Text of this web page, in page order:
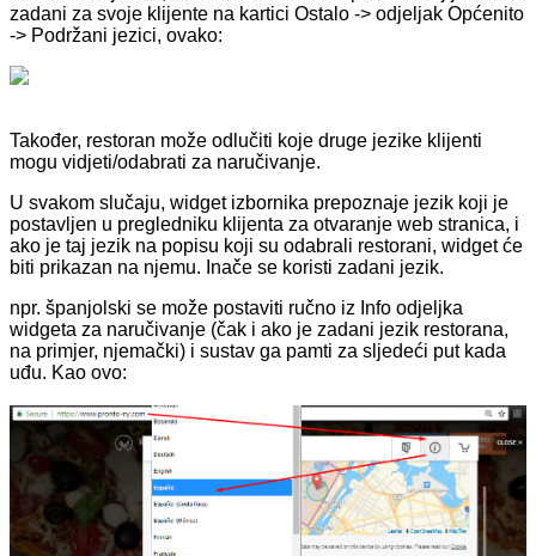
zadani za svoje klijente na kartici Ostalo -> odjeljak Općenito
-> Podržani jezici, ovako:
Također, restoran može odlučiti koje druge jezike klijenti
mogu vidjeti/odabrati za naručivanje.
U svakom slučaju, widget izbornika prepoznaje jezik koji je
postavljen u pregledniku klijenta za otvaranje web stranica, i
ako je taj jezik na popisu koji su odabrali restorani, widget će
biti prikazan na njemu. Inače se koristi zadani jezik.
npr. španjolski se može postaviti ručno iz Info odjeljka
widgeta za naručivanje (čak i ako je zadani jezik restorana,
na primjer, njemački) i sustav ga pamti za sljedeći put kada
uđu. Kao ovo: